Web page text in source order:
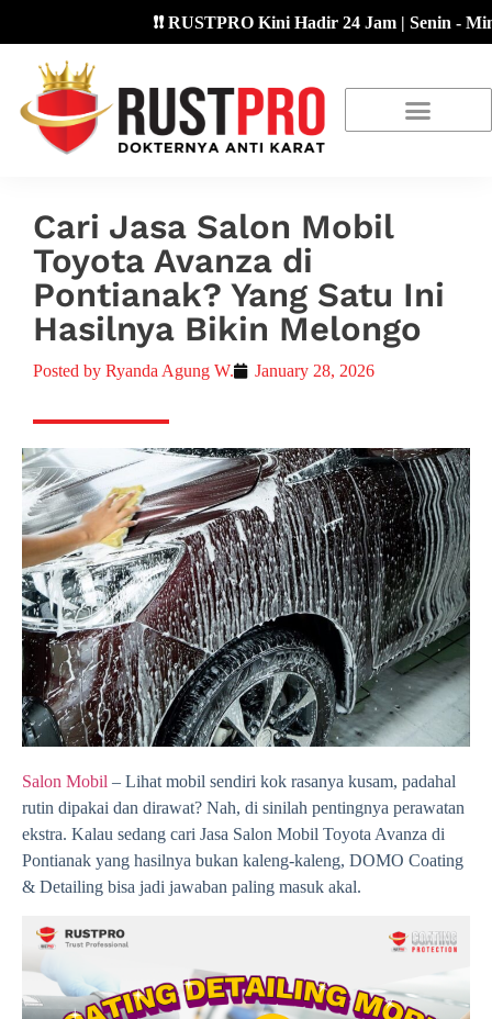
❗❗ RUSTPRO Kini Hadir 24 Jam | Senin - Minggu
Cari Jasa Salon Mobil
Toyota Avanza di
Pontianak? Yang Satu Ini
Hasilnya Bikin Melongo
Posted by Ryanda Agung W. January 28, 2026
Salon Mobil – Lihat mobil sendiri kok rasanya kusam, padahal
rutin dipakai dan dirawat? Nah, di sinilah pentingnya perawatan
ekstra. Kalau sedang cari Jasa Salon Mobil Toyota Avanza di
Pontianak yang hasilnya bukan kaleng-kaleng, DOMO Coating
& Detailing bisa jadi jawaban paling masuk akal.